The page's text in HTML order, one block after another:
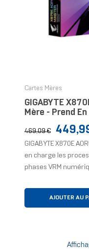
Cartes Mères
GIGABYTE
Mère - Prend
AMD Ryzen
Numérique,
Prix
normal
469,09 € Prix
GIGABYTE X870E
en charge les
phases VRM
AJOUTER AU